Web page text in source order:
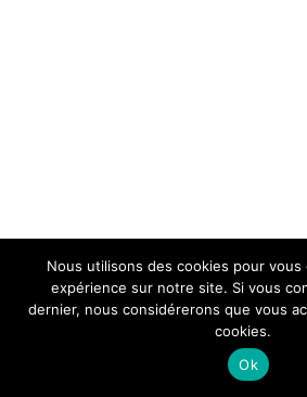
Nous utilisons des cookies pour vous
expérience sur notre site. Si vous
dernier, nous considérerons que vous
cookies.
Ok